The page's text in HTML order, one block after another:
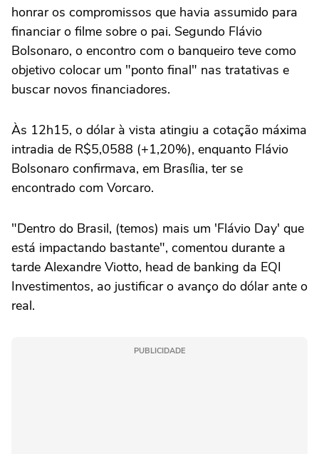
honrar os compromissos que havia assumido para
financiar o filme sobre o pai. Segundo Flávio
Bolsonaro, o encontro com o banqueiro teve como
objetivo colocar um "ponto final" nas ‌tratativas e
buscar novos financiadores.
Às 12h15, o dólar à vista atingiu a cotação máxima
intradia de R$5,0588 (+1,20%), enquanto Flávio
Bolsonaro confirmava, em Brasília, ter se
encontrado com Vorcaro.
"Dentro do Brasil, (temos) mais um 'Flávio Day' que
está impactando bastante", comentou durante ⁠a
tarde Alexandre Viotto, head de banking da EQI
Investimentos, ao justificar o avanço do dólar ante o
real.
PUBLICIDADE